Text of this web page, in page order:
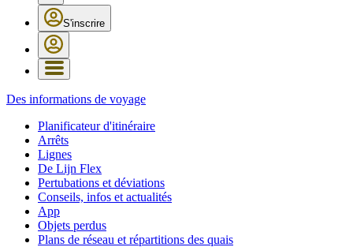
S'inscrire
Des informations de voyage
Planificateur d'itinéraire
Arrêts
Lignes
De Lijn Flex
Pertubations et déviations
Conseils, infos et actualités
App
Objets perdus
Plans de réseau et répartitions des quais